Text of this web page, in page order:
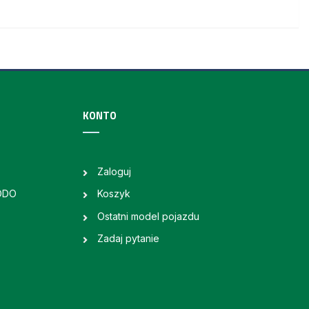
KONTO
Zaloguj
Koszyk
Ostatni model pojazdu
Zadaj pytanie